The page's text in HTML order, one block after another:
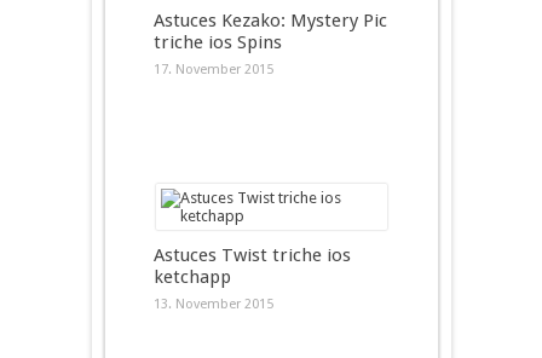
Astuces Kezako: Mystery Pic
triche ios Spins
17. November 2015
Astuces Twist triche ios
ketchapp
13. November 2015